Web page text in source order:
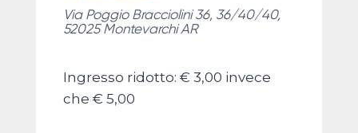
Via Poggio Bracciolini 36, 36/40/40,
52025 Montevarchi AR
Ingresso ridotto: € 3,00 invece
che € 5,00